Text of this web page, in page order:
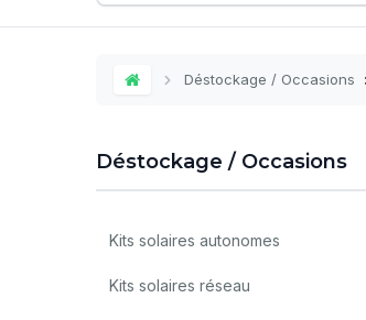
Home Déstockage / Occasions
Déstockage / Occasions
Kits solaires autonomes
Kits solaires réseau